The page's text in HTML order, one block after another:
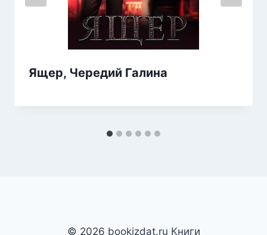
Ящер, Чередий Галина
© 2026 bookizdat.ru Книги